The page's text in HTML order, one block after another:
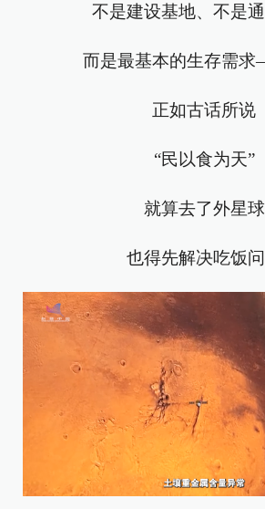
不是建设基地、不是
而是最基本的生存需
正如古话所说
“民以食为天”
就算去了外星球
也得先解决吃饭